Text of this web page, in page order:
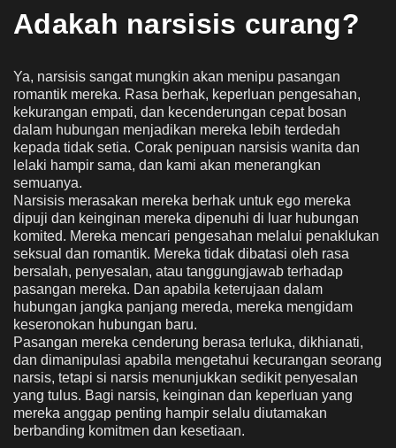
Adakah narsisis curang?
Ya, narsisis sangat mungkin akan menipu pasangan
romantik mereka. Rasa berhak, keperluan pengesahan,
kekurangan empati, dan kecenderungan cepat bosan
dalam hubungan menjadikan mereka lebih terdedah
kepada tidak setia. Corak penipuan narsisis wanita dan
lelaki hampir sama, dan kami akan menerangkan
semuanya.
Narsisis merasakan mereka berhak untuk ego mereka
dipuji dan keinginan mereka dipenuhi di luar hubungan
komited. Mereka mencari pengesahan melalui penaklukan
seksual dan romantik. Mereka tidak dibatasi oleh rasa
bersalah, penyesalan, atau tanggungjawab terhadap
pasangan mereka. Dan apabila keterujaan dalam
hubungan jangka panjang mereda, mereka mengidam
keseronokan hubungan baru.
Pasangan mereka cenderung berasa terluka, dikhianati,
dan dimanipulasi apabila mengetahui kecurangan seorang
narsis, tetapi si narsis menunjukkan sedikit penyesalan
yang tulus. Bagi narsis, keinginan dan keperluan yang
mereka anggap penting hampir selalu diutamakan
berbanding komitmen dan kesetiaan.